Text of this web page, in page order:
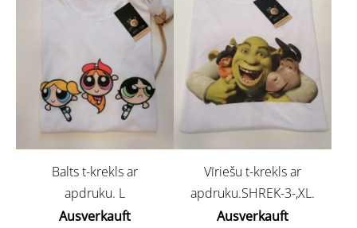
Balts t-krekls ar
apdruku. L
Ausverkauft
Vīriešu t-krekls ar
apdruku.SHREK-3-,XL.
Ausverkauft